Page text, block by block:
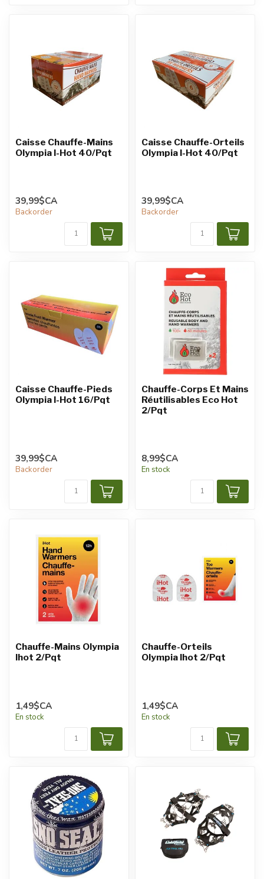
Caisse Chauffe-Mains
Olympia I-Hot 40/Pqt
39,99$CA
Backorder
Caisse Chauffe-Orteils
Olympia I-Hot 40/Pqt
39,99$CA
Backorder
Caisse Chauffe-Pieds
Olympia I-Hot 16/Pqt
39,99$CA
Backorder
Chauffe-Corps Et Mains
Réutilisables Eco Hot
2/Pqt
8,99$CA
En stock
Chauffe-Mains Olympia
Ihot 2/Pqt
1,49$CA
En stock
Chauffe-Orteils
Olympia Ihot 2/Pqt
1,49$CA
En stock